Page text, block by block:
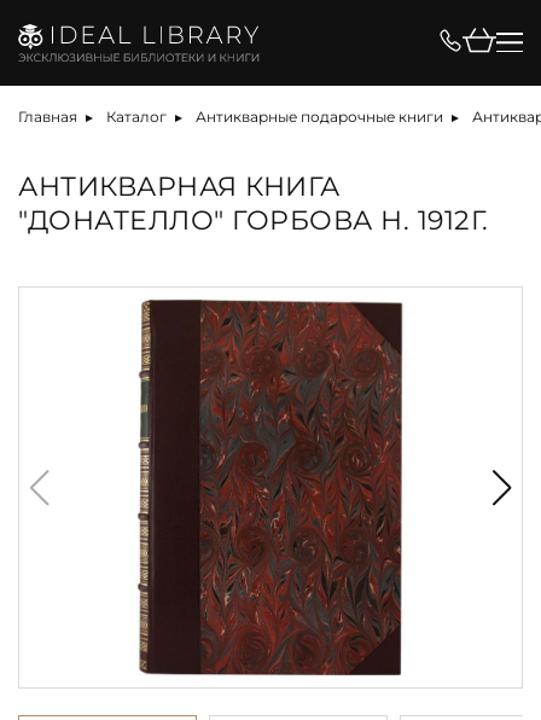
Главная Каталог Антикварные подарочные книги
АНТИКВАРНАЯ КНИГА
"ДОНАТЕЛЛО" ГОРБОВА Н. 1912Г.